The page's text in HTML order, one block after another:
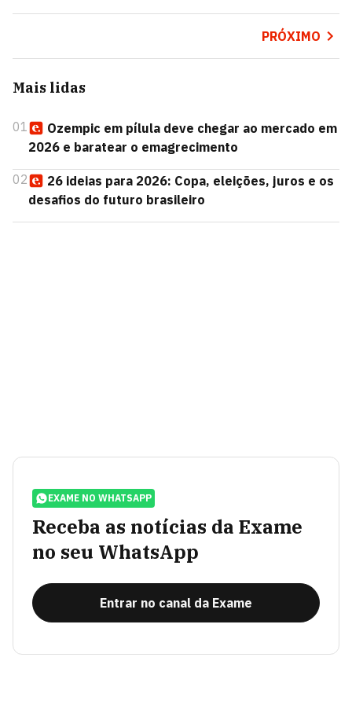
PRÓXIMO
Mais lidas
01
Ozempic em pílula deve chegar ao mercado em
2026 e baratear o emagrecimento
02
26 ideias para 2026: Copa, eleições, juros e os
desafios do futuro brasileiro
EXAME NO WHATSAPP
Receba as notícias da Exame
no seu WhatsApp
Entrar no canal da Exame